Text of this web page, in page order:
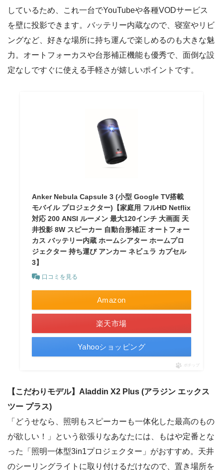
しているため、これ一台でYouTubeや各種VODサービス
を壁に投影できます。バッテリー内蔵なので、寝室やリビ
ングなど、好きな場所に持ち運んで楽しめるのも大きな魅
力。オートフォーカスや台形補正機能も優秀で、面倒な設
定なしですぐに使える手軽さが嬉しいポイントです。
Anker Nebula Capsule 3 (小型 Google TV搭載
モバイル プロジェクター)【家庭用 フルHD Netflix
対応 200 ANSI ルーメン 最大120インチ 大画面 天
井投影 8W スピーカー 自動台形補正 オートフォー
カス バッテリー内蔵 ホームシアター ホームプロ
ジェクター 持ち運び アンカー ネビュラ カプセル
3】
口コミを見る
Amazon
楽天市場
Yahooショッピング
ポチップ
【こだわりモデル】Aladdin X2 Plus (アラジン エックス
ツー プラス)
「どうせなら、照明もスピーカーも一体化した最高のもの
が欲しい！」という欲張りなあなたには、もはや定番とな
った「照明一体型3in1プロジェクター」がおすすめ。天井
のシーリングライトに取り付けるだけなので、置き場所を